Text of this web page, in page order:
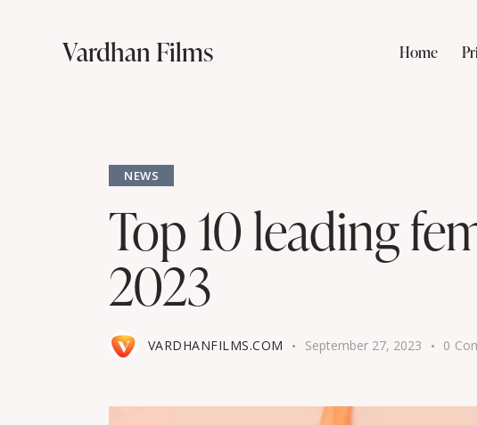
Vardhan Films Home
NEWS
Top 10 leading
2023
VARDHANFILMS.COM September 27, 2023 0